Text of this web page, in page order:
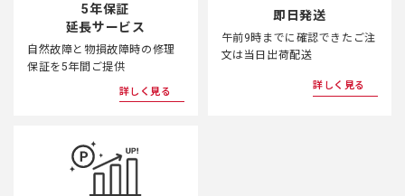
5年保証
延長サービス
自然故障と物損故障時の修理
保証を5年間ご提供
詳しく見る
即日発送
午前9時までに確認できたご注
文は当日出荷配送
詳しく見る